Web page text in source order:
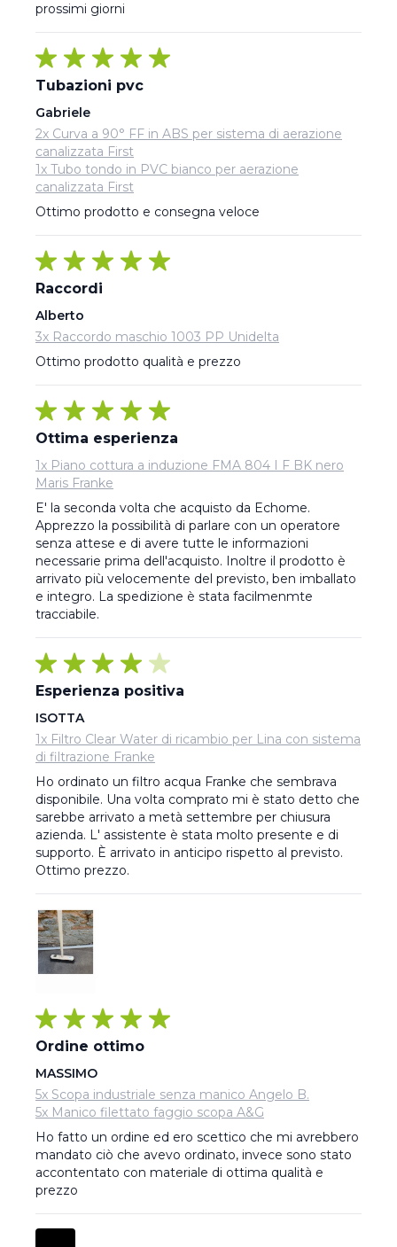
prossimi giorni
Tubazioni pvc
Gabriele
2x Curva a 90° FF in ABS per sistema di aerazione
canalizzata First
1x Tubo tondo in PVC bianco per aerazione
canalizzata First
Ottimo prodotto e consegna veloce
Raccordi
Alberto
3x Raccordo maschio 1003 PP Unidelta
Ottimo prodotto qualità e prezzo
Ottima esperienza
1x Piano cottura a induzione FMA 804 I F BK nero
Maris Franke
E' la seconda volta che acquisto da Echome.
Apprezzo la possibilità di parlare con un operatore
senza attese e di avere tutte le informazioni
necessarie prima dell'acquisto. Inoltre il prodotto è
arrivato più velocemente del previsto, ben imballato
e integro. La spedizione è stata facilmenmte
tracciabile.
Esperienza positiva
ISOTTA
1x Filtro Clear Water di ricambio per Lina con sistema
di filtrazione Franke
Ho ordinato un filtro acqua Franke che sembrava
disponibile. Una volta comprato mi è stato detto che
sarebbe arrivato a metà settembre per chiusura
azienda. L' assistente è stata molto presente e di
supporto. È arrivato in anticipo rispetto al previsto.
Ottimo prezzo.
Ordine ottimo
MASSIMO
5x Scopa industriale senza manico Angelo B.
5x Manico filettato faggio scopa A&G
Ho fatto un ordine ed ero scettico che mi avrebbero
mandato ciò che avevo ordinato, invece sono stato
accontentato con materiale di ottima qualità e
prezzo